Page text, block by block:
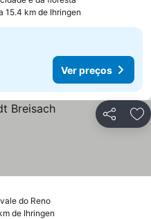
15.4 km de Ihringen
Ver preços
Partilhar
do RenoVer preços
de Ihringen